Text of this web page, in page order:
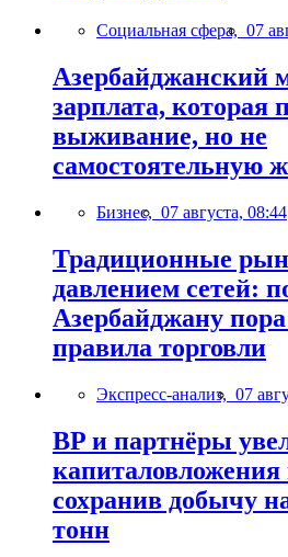
Социальная сфера, 07
Азербайджанский
зарплата, которая
выживание, но не
самостоятельную
Бизнес, 07 августа, 08:44
Традиционные
давлением сетей:
Азербайджану
правила торговли
Экспресс-анализ, 07
BP и партнёры
сохранив добычу
тонн